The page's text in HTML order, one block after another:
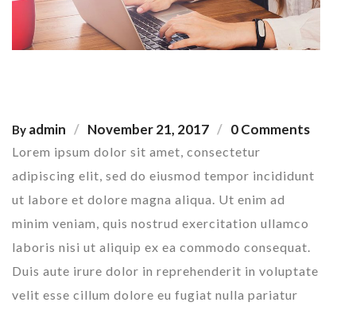
By admin November 21, 2017 0 Comments
Lorem ipsum dolor sit amet, consectetur
adipiscing elit, sed do eiusmod tempor incididunt
ut labore et dolore magna aliqua. Ut enim ad
minim veniam, quis nostrud exercitation ullamco
laboris nisi ut aliquip ex ea commodo consequat.
Duis aute irure dolor in reprehenderit in voluptate
velit esse cillum dolore eu fugiat nulla pariatur